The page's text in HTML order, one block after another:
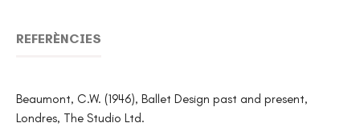
REFERÈNCIES
Beaumont, C.W. (1946), Ballet Design past and present,
Londres, The Studio Ltd.